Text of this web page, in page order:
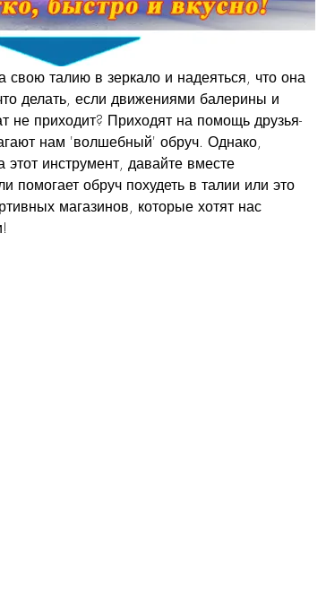
талию в зеркало и надеяться, что она
делать, если движениями балерины и
не приходит? Приходят на помощь друзья-
нам 'волшебный' обруч. Однако,
инструмент, давайте вместе
помогает обруч похудеть в талии или это
магазинов, которые хотят нас